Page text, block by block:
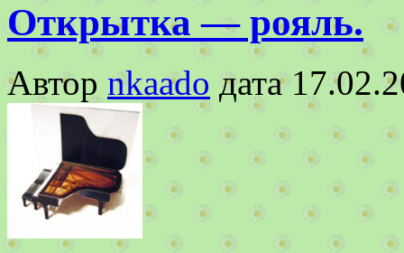
Открытка — рояль.
Автор nkaado дата